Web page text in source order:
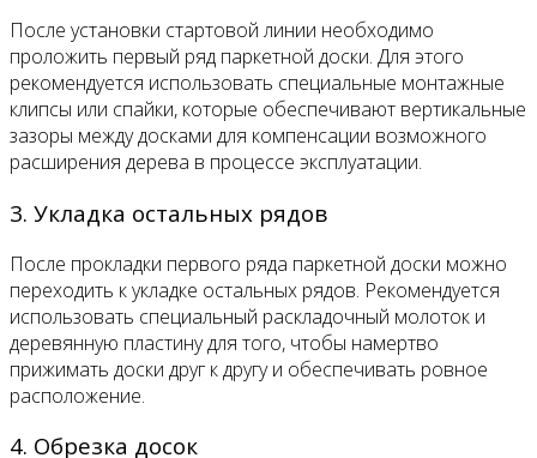
После установки стартовой линии необходимо
проложить первый ряд паркетной доски. Для этого
рекомендуется использовать специальные монтажные
клипсы или спайки, которые обеспечивают вертикальные
зазоры между досками для компенсации возможного
расширения дерева в процессе эксплуатации.
3. Укладка остальных рядов
После прокладки первого ряда паркетной доски можно
переходить к укладке остальных рядов. Рекомендуется
использовать специальный раскладочный молоток и
деревянную пластину для того, чтобы намертво
прижимать доски друг к другу и обеспечивать ровное
расположение.
4. Обрезка досок